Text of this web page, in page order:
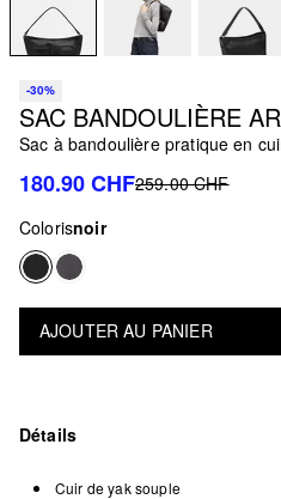
-30%
SAC BANDOULIÈRE
Sac à bandoulière pratique en
180.90 CHF259.00 CHF
Colorisnoir
AJOUTER AU PANIER
Détails
Cuir de yak souple